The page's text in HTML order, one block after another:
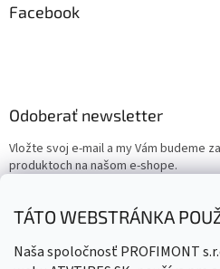
TÁTO WEBSTRÁNKA
Naša spoločnosť PROFIMONT
Facebook
Odoberať newsletter
Vložte svoj e-mail a my Vám budeme
produktoch na našom e-shope.
Email
Vložením e-mailu súhlasíte s
údajov